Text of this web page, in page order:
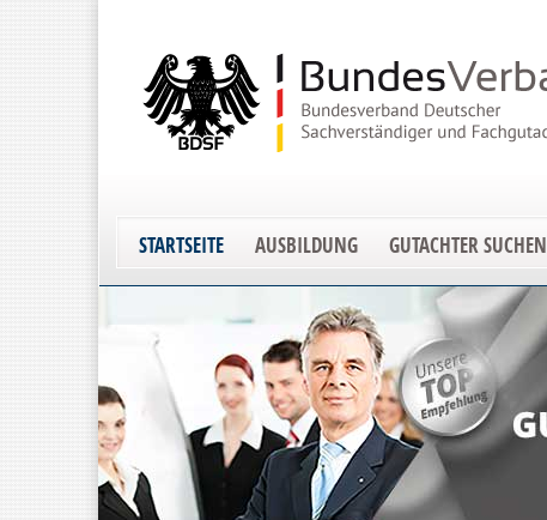
STARTSEITE AUSBILDUNG GUTACHTER SUCHEN